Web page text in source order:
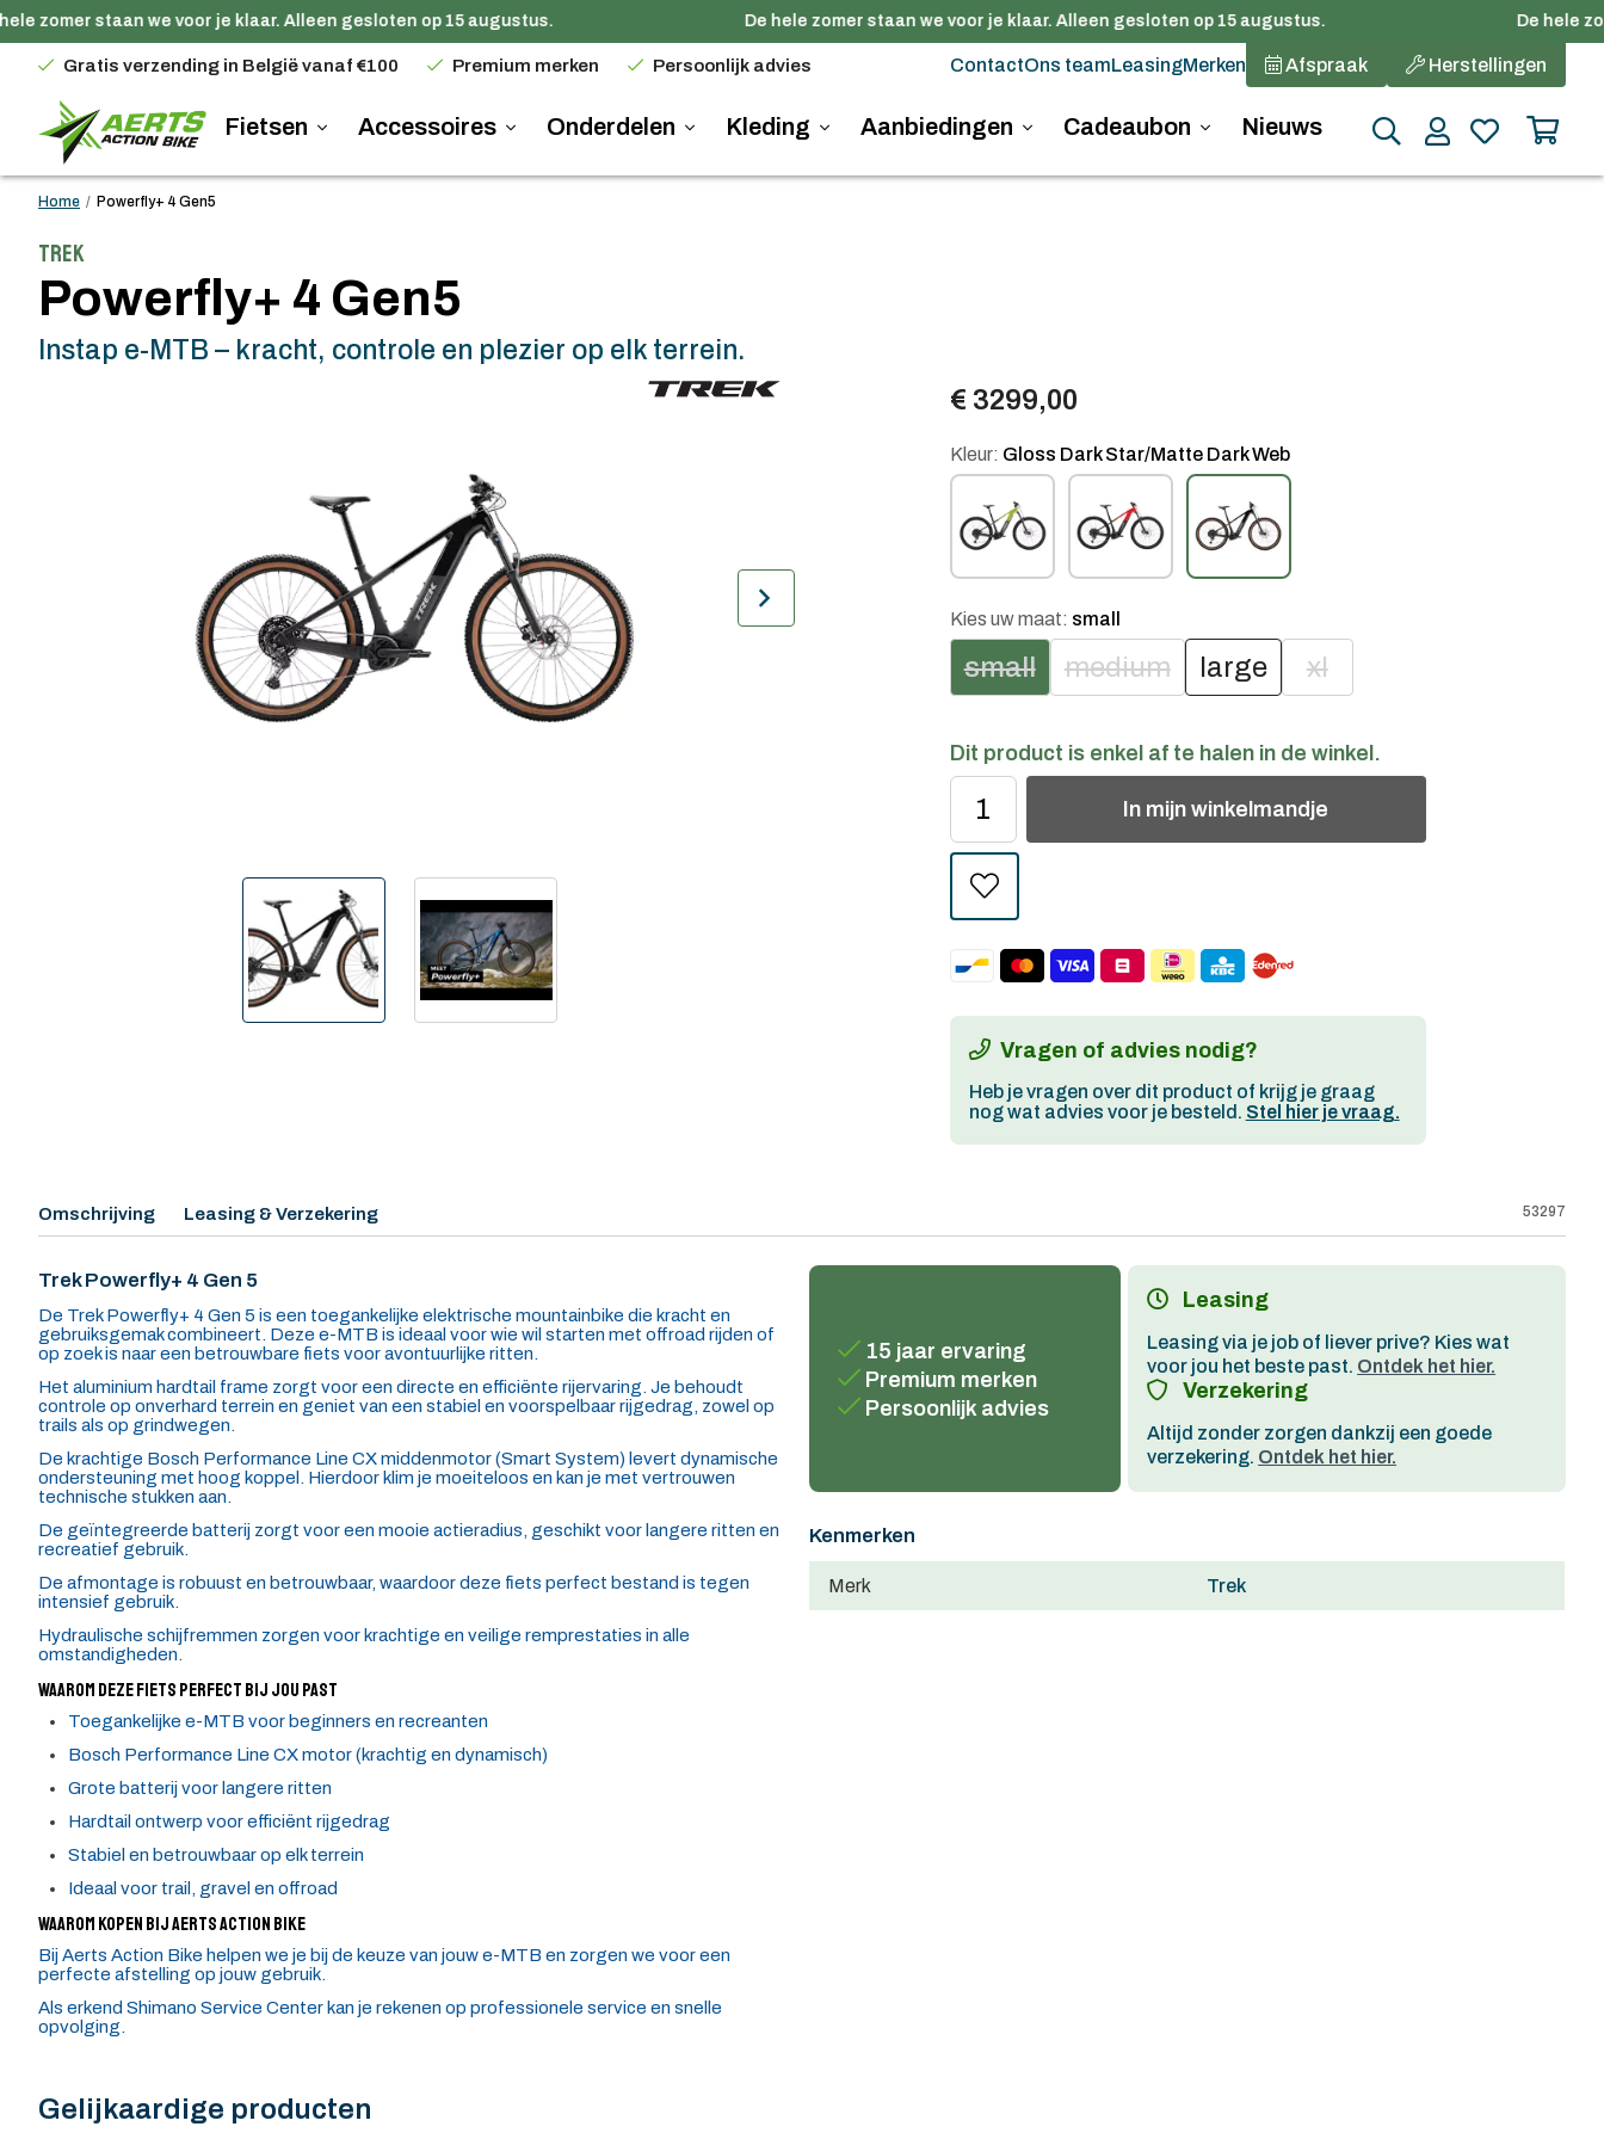
zomer staan we voor je klaar. Alleen gesloten op 15 augustus. De hele zomer staan we voor je klaar. Alleen gesloten op 15 augustus. De hele
Gratis verzending in België vanaf €100 Premium merken Persoonlijk advies ContactOns teamLeasingMerken Afspraak Herstellingen
Fietsen Accessoires Onderdelen Kleding Aanbiedingen Cadeaubon Nieuws
Home / Powerfly+ 4 Gen5
Trek
Powerfly+ 4 Gen5
Instap e-MTB – kracht, controle en plezier op elk terrein.
€ 3299,00
Kleur: Gloss Dark Star/Matte Dark Web
Kies uw maat: small
small medium large xl
Dit product is enkel af te halen in de winkel.
In mijn winkelmandje
Vragen of advies nodig?
Heb je vragen over dit product of krijg je graag
nog wat advies voor je besteld. Stel hier je vraag.
Omschrijving Leasing & Verzekering 53297
Trek Powerfly+ 4 Gen 5
De Trek Powerfly+ 4 Gen 5 is een toegankelijke elektrische mountainbike die kracht en
gebruiksgemak combineert. Deze e-MTB is ideaal voor wie wil starten met offroad rijden of
op zoek is naar een betrouwbare fiets voor avontuurlijke ritten.
Het aluminium hardtail frame zorgt voor een directe en efficiënte rijervaring. Je behoudt
controle op onverhard terrein en geniet van een stabiel en voorspelbaar rijgedrag, zowel op
trails als op grindwegen.
De krachtige Bosch Performance Line CX middenmotor (Smart System) levert dynamische
ondersteuning met hoog koppel. Hierdoor klim je moeiteloos en kan je met vertrouwen
technische stukken aan.
De geïntegreerde batterij zorgt voor een mooie actieradius, geschikt voor langere ritten en
recreatief gebruik.
De afmontage is robuust en betrouwbaar, waardoor deze fiets perfect bestand is tegen
intensief gebruik.
Hydraulische schijfremmen zorgen voor krachtige en veilige remprestaties in alle
omstandigheden.
Waarom deze fiets perfect bij jou past
Toegankelijke e-MTB voor beginners en recreanten
Bosch Performance Line CX motor (krachtig en dynamisch)
Grote batterij voor langere ritten
Hardtail ontwerp voor efficiënt rijgedrag
Stabiel en betrouwbaar op elk terrein
Ideaal voor trail, gravel en offroad
Waarom kopen bij Aerts Action Bike
Bij Aerts Action Bike helpen we je bij de keuze van jouw e-MTB en zorgen we voor een
perfecte afstelling op jouw gebruik.
Als erkend Shimano Service Center kan je rekenen op professionele service en snelle
opvolging.
15 jaar ervaring
Premium merken
Persoonlijk advies
Leasing
Leasing via je job of liever prive? Kies wat
voor jou het beste past. Ontdek het hier.
Verzekering
Altijd zonder zorgen dankzij een goede
verzekering. Ontdek het hier.
Kenmerken
Merk Trek
Gelijkaardige producten